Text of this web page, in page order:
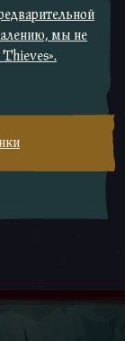
мы не